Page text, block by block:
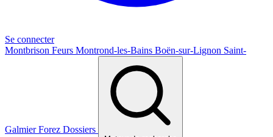
Se connecter
Montbrison Feurs Montrond-les-Bains Boën-sur-Lignon Saint-
GalmierForez Dossiers